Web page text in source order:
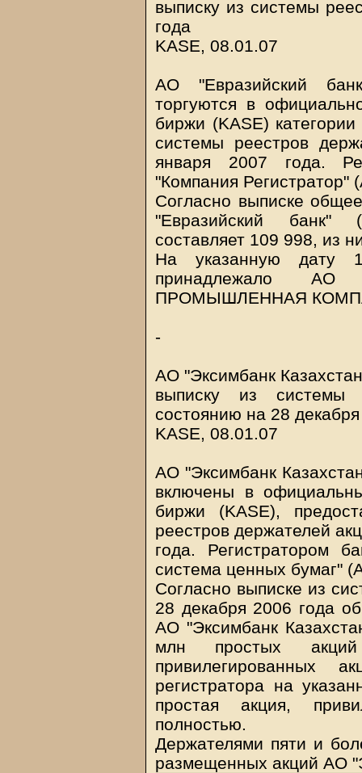
выписку из системы
года
KASE, 08.01.07
АО "Евразийский
торгуются в
биржи (KASE)
системы реестров
января 2007 года.
"Компания Регистратор"
Согласно выписке
"Евразийский банк"
составляет 109 998, из
На указанную дату
принадлежало
ПРОМЫШЛЕННАЯ
-
АО "Эксимбанк
выписку из системы
состоянию на 28
KASE, 08.01.07
АО "Эксимбанк
включены в
биржи (KASE),
реестров держателей
года. Регистратором
система ценных бумаг"
Согласно выписке из
28 декабря 2006 года
АО "Эксимбанк
млн простых
привилегированных
регистратора на
простая акция,
полностью.
Держателями пяти и
размещенных акций АО